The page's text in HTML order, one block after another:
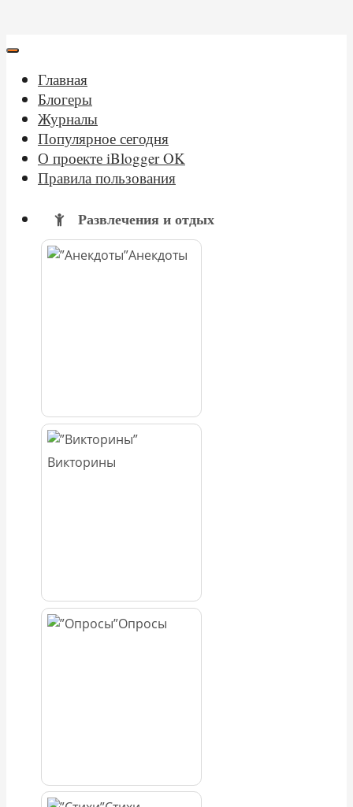
Главная
Блогеры
Журналы
Популярное сегодня
О проекте iBlogger OK
Правила пользования
Развлечения и отдых
Анекдоты
Викторины
Опросы